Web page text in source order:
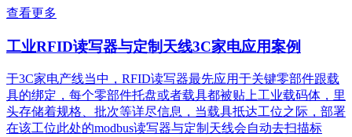
查看更多
工业RFID读写器与定制天线3C家电应用案例
于3C家电产线当中，RFID读写器最先应用于关键零部件跟载
具的绑定，每个零部件托盘或者载具都被贴上工业载码体，里
头存储着规格、批次等详尽信息，当载具抵达工位之际，部署
在该工位此处的modbus读写器与定制天线会自动去扫描标